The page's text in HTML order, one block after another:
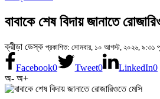
বাবাকে শেষ বিদায় জানাতে
ক্রীড়া ডেস্ক প্রকাশিত: সোমবার, ১০ আগস্ট, ২০২৬, ৯:৩১
Facebook0 Tweet0 LinkedIn0
অ- অ+